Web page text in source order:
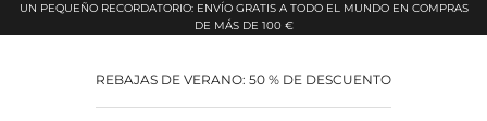
Pular para o conteúdo
UN PEQUEÑO RECORDATORIO: ENVÍO GRATIS A TODO EL MUNDO EN COMPRAS
DE MÁS DE 100 €
REBAJAS DE VERANO: 50 % DE DESCUENTO